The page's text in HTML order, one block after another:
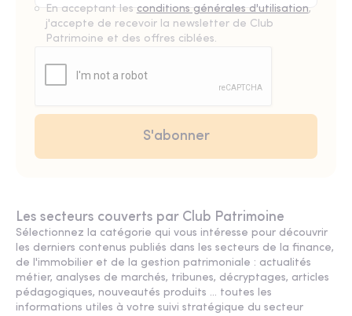
En acceptant les conditions générales d'utilisation,
j'accepte de recevoir la newsletter de Club
Patrimoine et des offres ciblées.
Les secteurs couverts par Club Patrimoine
Sélectionnez la catégorie qui vous intéresse pour découvrir
les derniers contenus publiés dans les secteurs de la finance,
de l'immobilier et de la gestion patrimoniale : actualités
métier, analyses de marchés, tribunes, décryptages, articles
pédagogiques, nouveautés produits ... toutes les
informations utiles à votre suivi stratégique du secteur